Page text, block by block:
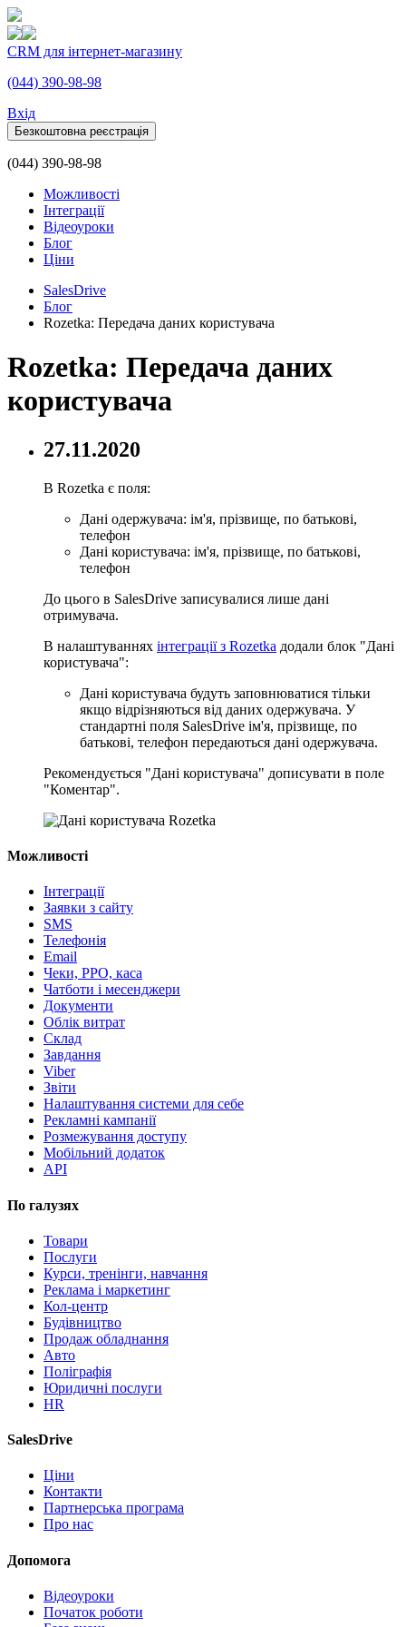
CRM для інтернет-магазину
(044) 390-98-98
Вхiд
Безкоштовна реєстрація
(044) 390-98-98
Можливості
Інтеграції
Відеоуроки
Блог
Ціни
SalesDrive
Блог
Rozetka: Передача даних користувача
Rozetka: Передача даних
користувача
27.11.2020
В Rozetka є поля:
Дані одержувача: ім'я, прізвище, по батькові,
телефон
Дані користувача: ім'я, прізвище, по батькові,
телефон
До цього в SalesDrive записувалися лише дані
отримувача.
В налаштуваннях інтеграції з Rozetka додали блок "Дані
користувача":
Дані користувача будуть заповнюватися тільки
якщо відрізняються від даних одержувача. У
стандартні поля SalesDrive ім'я, прізвище, по
батькові, телефон передаються дані одержувача.
Рекомендується "Дані користувача" дописувати в поле
"Коментар".
Можливості
Інтеграції
Заявки з сайту
SMS
Телефонія
Email
Чеки, РРО, каса
Чатботи і месенджери
Документи
Облік витрат
Склад
Завдання
Viber
Звіти
Налаштування системи для себе
Рекламні кампанії
Розмежування доступу
Мобільний додаток
API
По галузях
Товари
Послуги
Курси, тренінги, навчання
Реклама і маркетинг
Кол-центр
Будівництво
Продаж обладнання
Авто
Поліграфія
Юридичні послуги
HR
SalesDrive
Ціни
Контакти
Партнерська програма
Про нас
Допомога
Відеоуроки
Початок роботи